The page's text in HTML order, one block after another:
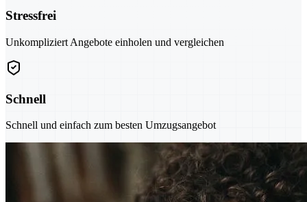
Stressfrei
Unkompliziert Angebote einholen und vergleichen
Schnell
Schnell und einfach zum besten Umzugsangebot